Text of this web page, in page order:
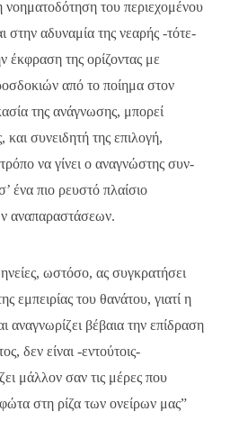
του περιεχομένου
στην αδυναμία της νεαρής -τότε-
έκφραση της ορίζοντας με
από το ποίημα στον
της ανάγνωσης, μπορεί
συνειδητή της επιλογή,
να γίνει ο αναγνώστης συν-
ένα πιο ρευστό πλαίσιο
αναπαραστάσεων.
ωστόσο, ας συγκρατήσει
εμπειρίας του θανάτου, γιατί η
αναγνωρίζει βέβαια την επίδραση
δεν είναι -εντούτοις-
μάλλον σαν τις μέρες που
στη ρίζα των ονείρων μας”